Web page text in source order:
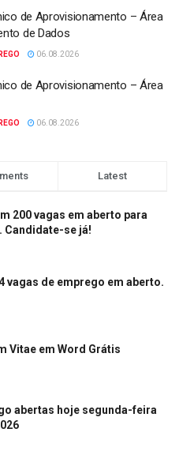
de Aprovisionamento – Área
de Dados
06.08.2026
de Aprovisionamento – Área
06.08.2026
Latest
200 vagas em aberto para
Candidate-se já!
vagas de emprego em aberto.
Vitae em Word Grátis
abertas hoje segunda-feira